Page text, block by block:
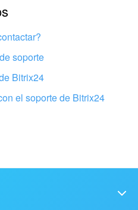
corta. Necesito más
esta herramienta
soporte
Bitrix24
el soporte de Bitrix24